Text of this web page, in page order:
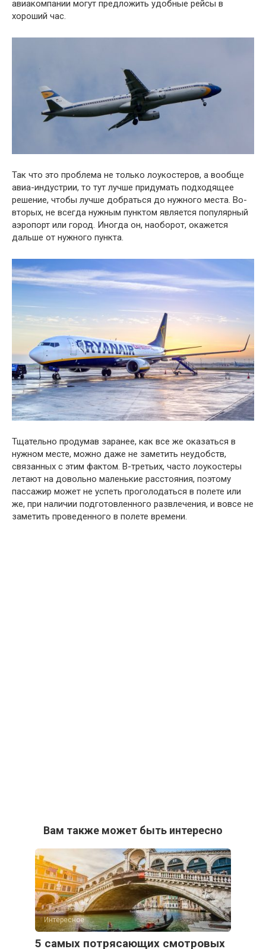
авиакомпании могут предложить удобные рейсы в
хороший час.
Так что это проблема не только лоукостеров, а вообще
авиа-индустрии, то тут лучше придумать подходящее
решение, чтобы лучше добраться до нужного места. Во-
вторых, не всегда нужным пунктом является популярный
аэропорт или город. Иногда он, наоборот, окажется
дальше от нужного пункта.
Тщательно продумав заранее, как все же оказаться в
нужном месте, можно даже не заметить неудобств,
связанных с этим фактом. В-третьих, часто лоукостеры
летают на довольно маленькие расстояния, поэтому
пассажир может не успеть проголодаться в полете или
же, при наличии подготовленного развлечения, и вовсе не
заметить проведенного в полете времени.
Вам также может быть интересно
Интересное
5 самых потрясающих смотровых